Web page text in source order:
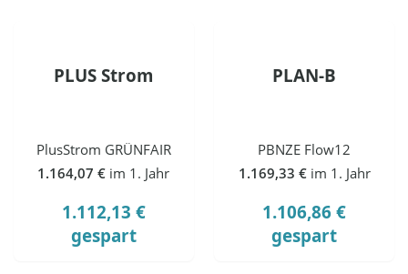
PLUS Strom
PlusStrom GRÜNFAIR
1.164,07 € im 1. Jahr
1.112,13 €
gespart
PLAN-B
PBNZE Flow12
1.169,33 € im 1. Jahr
1.106,86 €
gespart